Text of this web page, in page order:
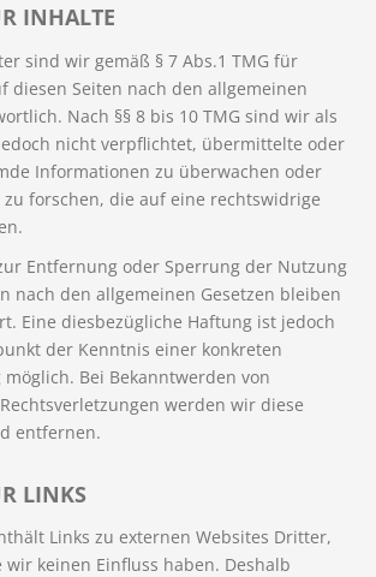
INHALTE
sind wir gemäß § 7 Abs.1 TMG für
diesen Seiten nach den allgemeinen
Nach §§ 8 bis 10 TMG sind wir als
nicht verpflichtet, übermittelte oder
Informationen zu überwachen oder
forschen, die auf eine rechtswidrige
Entfernung oder Sperrung der Nutzung
nach den allgemeinen Gesetzen bleiben
Eine diesbezügliche Haftung ist jedoch
der Kenntnis einer konkreten
möglich. Bei Bekanntwerden von
werden wir diese
entfernen.
LINKS
Links zu externen Websites Dritter,
keinen Einfluss haben. Deshalb